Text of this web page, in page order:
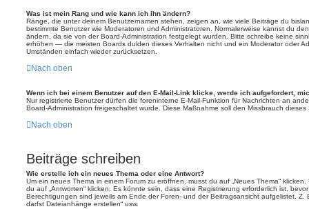
Was ist mein Rang und wie kann ich ihn ändern?
Ränge, die unter deinem Benutzernamen stehen, zeigen an, wie viele Beiträge du
bestimmte Benutzer wie Moderatoren und Administratoren. Normalerweise kannst du
ändern, da sie von der Board-Administration festgelegt wurden. Bitte schreibe keine
erhöhen — die meisten Boards dulden dieses Verhalten nicht und ein Moderator oder
Umständen einfach wieder zurücksetzen.
Nach oben
Wenn ich bei einem Benutzer auf den E-Mail-Link klicke, werde ich aufgefordert,
Nur registrierte Benutzer dürfen die foreninterne E-Mail-Funktion für Nachrichten an
Board-Administration freigeschaltet wurde. Diese Maßnahme soll den Missbrauch
Nach oben
Beiträge schreiben
Wie erstelle ich ein neues Thema oder eine Antwort?
Um ein neues Thema in einem Forum zu eröffnen, musst du auf „Neues Thema“
du auf „Antworten“ klicken. Es könnte sein, dass eine Registrierung erforderlich ist,
Berechtigungen sind jeweils am Ende der Foren- und der Beitragsansicht aufgelistet. Z.
darfst Dateianhänge erstellen“ usw.